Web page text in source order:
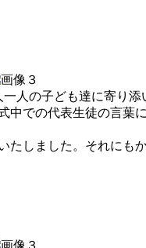
人の子ども達に寄り
中での代表生徒の言葉
しました。それにも